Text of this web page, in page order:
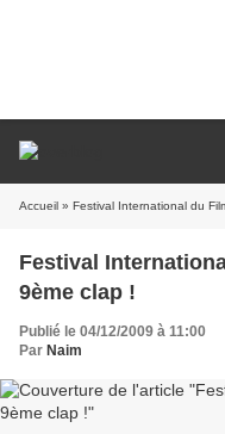
Accueil » Festival International du
Festival
9ème clap !
Publié le 04/12/2009 à 11:00
Par Naim